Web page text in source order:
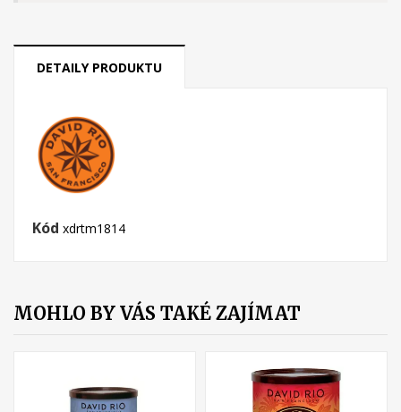
DETAILY PRODUKTU
Kód xdrtm1814
MOHLO BY VÁS TAKÉ ZAJÍMAT